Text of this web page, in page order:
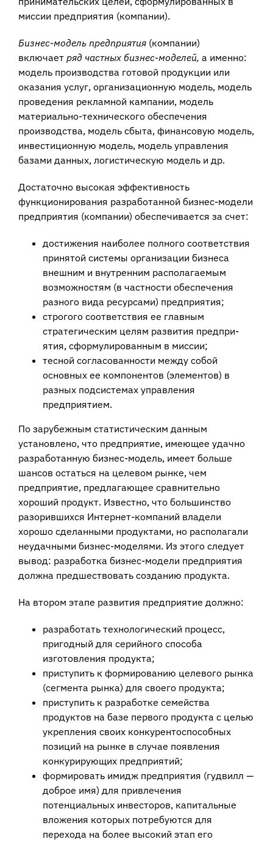
миссии предприятия (компании).
Бизнес-модель предприятия (компании)
включает ряд частных бизнес-моделей, а именно:
модель производства готовой продукции или
оказания услуг, организаци­онную модель, модель
проведения рекламной кампании, модель
материально-техни­ческого обеспечения
производства, модель сбыта, финансовую модель,
инвестици­онную модель, модель управления
базами данных, логистическую модель и др.
Достаточно высокая эффективность
функционирования разработанной бизнес-модели
предприятия (компании) обеспечивается за счет:
достижения наиболее полного соответствия
принятой системы организации бизнеса
внешним и внутренним располагаемым
возможностям (в частности обеспечения
разного вида ресурсами) предприятия;
строгого соответствия ее главным
стратегическим целям развития предпри­
ятия, сформулированным в миссии;
тесной согласованности между собой
основных ее компонентов (элементов) в
разных подсистемах управления
предприятием.
По зарубежным статистическим данным
установлено, что предприятие, име­ющее удачно
разработанную бизнес-модель, имеет больше
шансов остаться на це­левом рынке, чем
предприятие, предлагающее сравнительно
хороший продукт. Известно, что большинство
разорившихся Интернет-компаний владели
хорошо сделанными продуктами, но располагали
неудачными бизнес-моделями. Из этого следует
вывод: разработка бизнес-модели предприятия
должна предшествовать созданию продукта.
На втором этапе развития предприятие должно:
разработать технологический процесс,
пригодный для серийного способа
изготовления продукта;
приступить к формированию целевого рынка
(сегмента рынка) для своего продукта;
приступить к разработке семейства
продуктов на базе первого продукта с целью
укрепления своих конкурентоспособных
позиций на рынке в случае появления
конкурирующих предприятий;
формировать имидж предприятия (гудвилл —
доброе имя) для привлечения
потенциальных инвесторов, капитальные
вложения которых потребуются для
перехода на более высокий этап его